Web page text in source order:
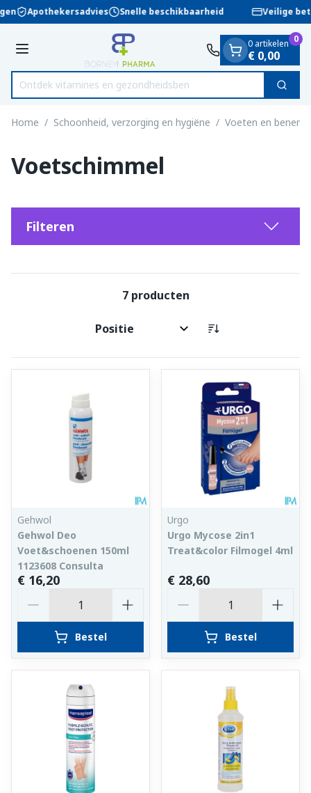
Ga naar de inhoud
1 van 1
Apothekersadvies Snelle beschikbaarheid Veilige
Menu
Product, merk, categorie...
Ontdek vitamines en gezond Zoek
0 artikelen
€ 0,00
0
Home / Schoonheid, verzorging en hygiëne / Voeten en benen
Voetschimmel
Filteren
7producten
Sorteer op:
Gehwol
Gehwol Deo
Voet&schoenen 150ml
1123608 Consulta
€ 16,20
Bestel
Urgo
Urgo Mycose 2in1
Treat&color Filmogel 4ml
€ 28,60
Bestel